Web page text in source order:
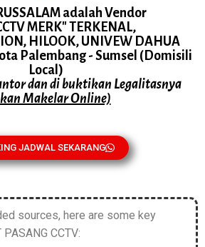
adalah Vendor
MERK" TERKENAL,
HILOOK, UNIVEW DAHUA
Palembang - Sumsel (Domisili
Local)
dan di buktikan Legalitasnya
Makelar Online)
JADWAL SEKARANG
sources, here are some key
CCTV: